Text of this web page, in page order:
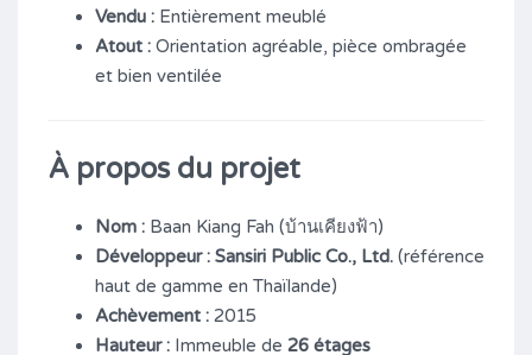
Vendu : Entièrement meublé
Atout : Orientation agréable, pièce ombragée
et bien ventilée
À propos du projet
Nom : Baan Kiang Fah (บ้านเคียงฟ้า)
Développeur : Sansiri Public Co., Ltd. (référence
haut de gamme en Thaïlande)
Achèvement : 2015
Hauteur : Immeuble de 26 étages